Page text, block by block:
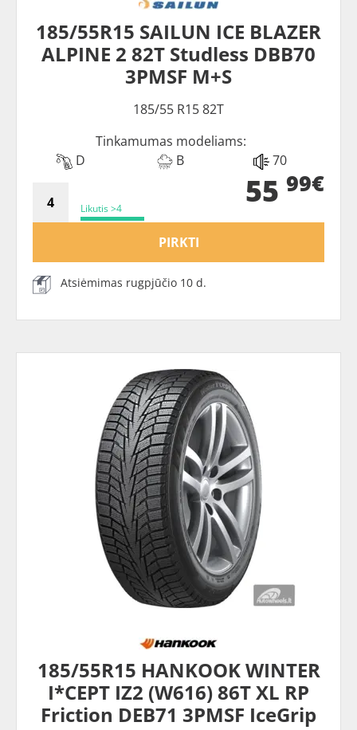
185/55R15 SAILUN ICE BLAZER
ALPINE 2 82T Studless DBB70
3PMSF M+S
185/55 R15 82T
Tinkamumas modeliams:
D
B 70
Likutis >4 55 99€
PIRKTI
Atsiėmimas rugpjūčio 10 d.
185/55R15 HANKOOK WINTER
I*CEPT IZ2 (W616) 86T XL RP
Friction DEB71 3PMSF IceGrip